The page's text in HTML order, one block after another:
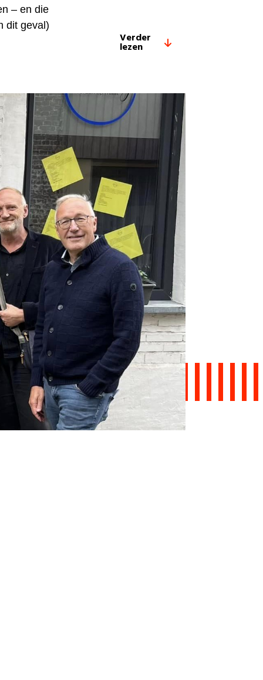
– en die
dit geval)
Verder
lezen